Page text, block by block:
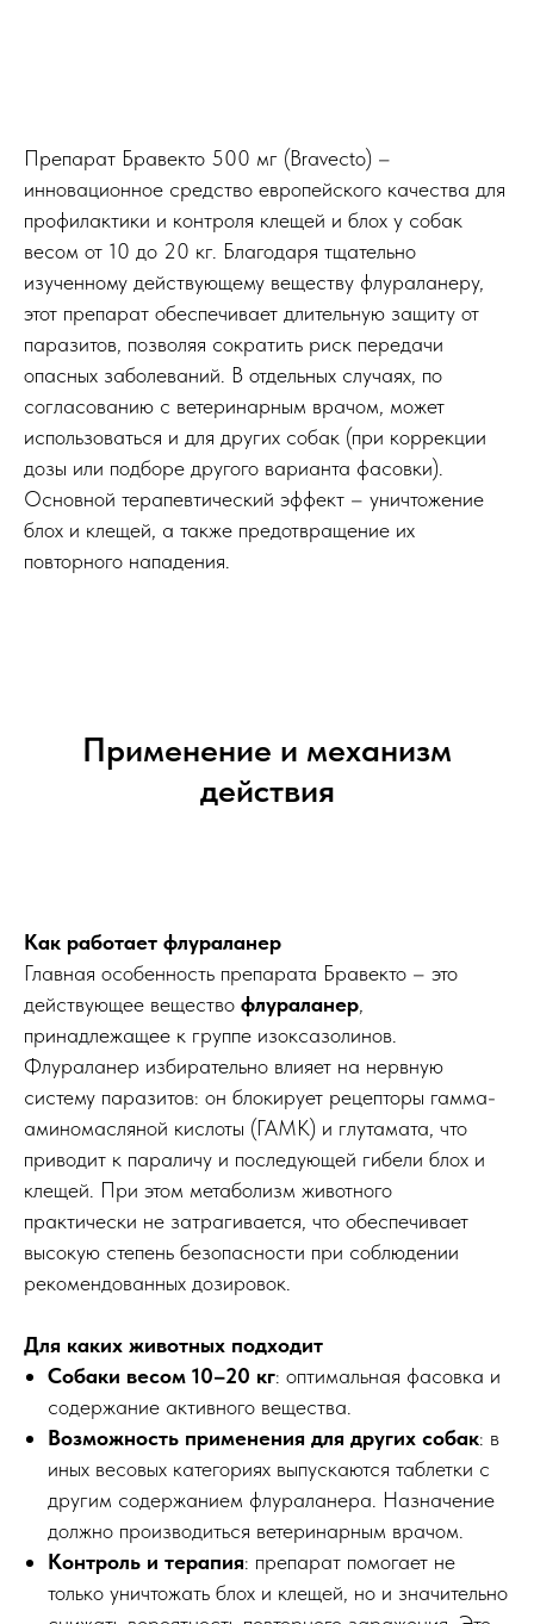
Препарат Бравекто 500 мг (Bravecto) –
инновационное средство европейского качества для
профилактики и контроля клещей и блох у собак
весом от 10 до 20 кг. Благодаря тщательно
изученному действующему веществу флураланеру,
этот препарат обеспечивает длительную защиту от
паразитов, позволяя сократить риск передачи
опасных заболеваний. В отдельных случаях, по
согласованию с ветеринарным врачом, может
использоваться и для других собак (при коррекции
дозы или подборе другого варианта фасовки).
Основной терапевтический эффект – уничтожение
блох и клещей, а также предотвращение их
повторного нападения.
Применение и механизм
действия
Как работает флураланер
Главная особенность препарата Бравекто – это
действующее вещество флураланер,
принадлежащее к группе изоксазолинов.
Флураланер избирательно влияет на нервную
систему паразитов: он блокирует рецепторы гамма-
аминомасляной кислоты (ГАМК) и глутамата, что
приводит к параличу и последующей гибели блох и
клещей. При этом метаболизм животного
практически не затрагивается, что обеспечивает
высокую степень безопасности при соблюдении
рекомендованных дозировок.
Для каких животных подходит
Собаки весом 10–20 кг: оптимальная фасовка и
содержание активного вещества.
Возможность применения для других собак: в
иных весовых категориях выпускаются таблетки с
другим содержанием флураланера. Назначение
должно производиться ветеринарным врачом.
Контроль и терапия: препарат помогает не
только уничтожать блох и клещей, но и значительно